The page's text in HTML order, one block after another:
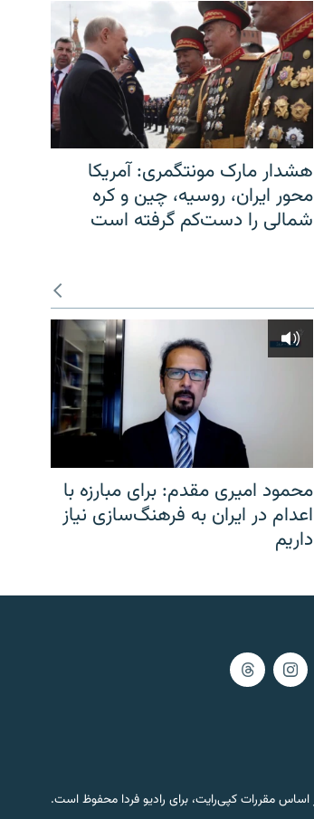
هشدار مارک مونتگمری: آمریکا
محور ایران، روسیه، چین و کره
شمالی را دست‌کم گرفته است
محمود امیری مقدم: برای مبارزه با
اعدام در ایران به فرهنگ‌سازی نیاز
داریم